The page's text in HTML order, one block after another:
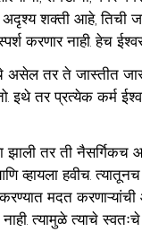
अदृश्य शक्ती आहे,
करणार नाही. हेच
असेल तर ते जास्तीत
इथे तर प्रत्येक कर्म
झाली तर ती
व्हायला हवीच.
मदत
त्यामुळे त्याचे